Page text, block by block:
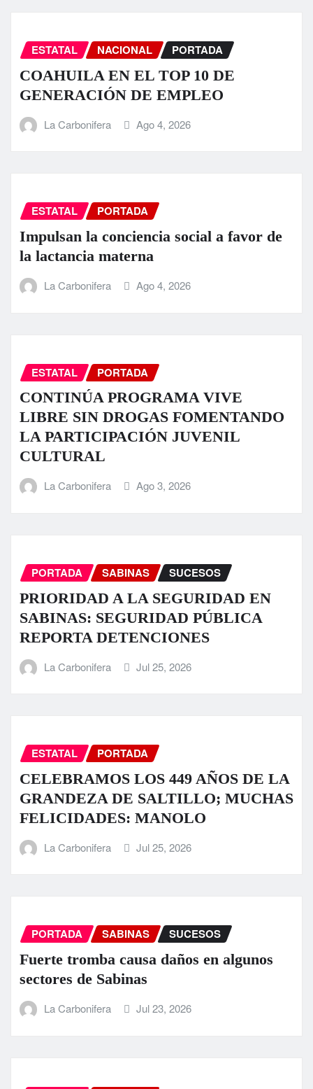
ESTATAL NACIONAL PORTADA
COAHUILA EN EL TOP 10 DE
GENERACIÓN DE EMPLEO
La Carbonifera Ago 4, 2026
ESTATAL PORTADA
Impulsan la conciencia social a favor de
la lactancia materna
La Carbonifera Ago 4, 2026
ESTATAL PORTADA
CONTINÚA PROGRAMA VIVE
LIBRE SIN DROGAS FOMENTANDO
LA PARTICIPACIÓN JUVENIL
CULTURAL
La Carbonifera Ago 3, 2026
PORTADA SABINAS SUCESOS
PRIORIDAD A LA SEGURIDAD EN
SABINAS: SEGURIDAD PÚBLICA
REPORTA DETENCIONES
La Carbonifera Jul 25, 2026
ESTATAL PORTADA
CELEBRAMOS LOS 449 AÑOS DE LA
GRANDEZA DE SALTILLO; MUCHAS
FELICIDADES: MANOLO
La Carbonifera Jul 25, 2026
PORTADA SABINAS SUCESOS
Fuerte tromba causa daños en algunos
sectores de Sabinas
La Carbonifera Jul 23, 2026